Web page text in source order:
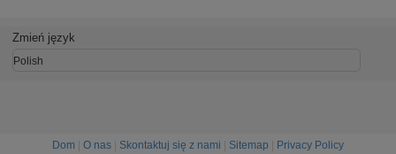
Zmień język
Polish
Dom O nas Skontaktuj się z nami Sitemap
Privacy Policy